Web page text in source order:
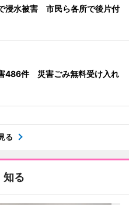
浸水被害 市民ら各所で後片付
486件 災害ごみ無料受け入れ
る
知る